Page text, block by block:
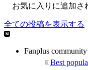
お気に入りに追加さ
全ての投稿を表示する
Fanplus community
Best